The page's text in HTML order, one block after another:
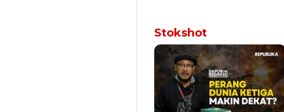
Stokshot